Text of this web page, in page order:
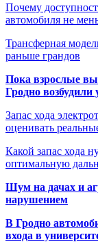
Почему
автомобиля не
Трансферная
раньше грандов
Пока взрослые
Гродно возбудили
Запас хода
оценивать
Какой запас хода
оптимальную
Шум на дачах и
нарушением
В Гродно
входа в